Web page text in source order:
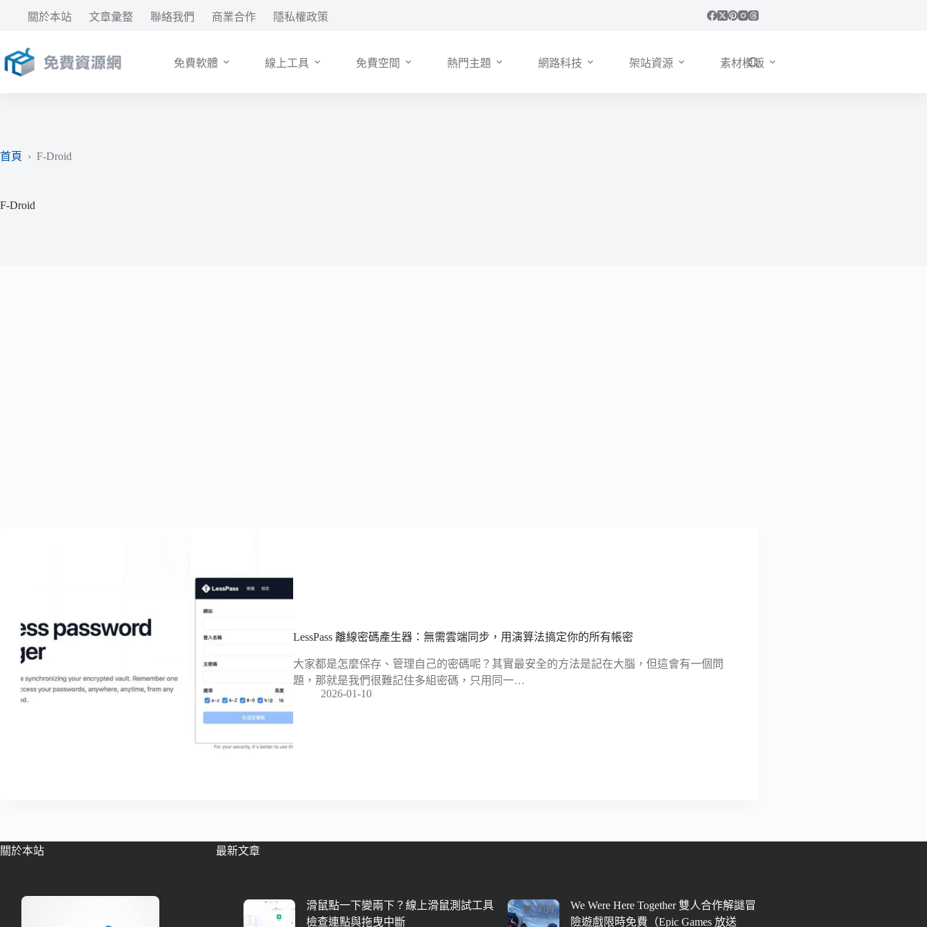
要
內
關於本站 文章彙整 聯絡我們 商業合作 隱私權政策
免費軟體 線上工具 免費空間 熱門主題 網路科技 架站資源 素材模版
首頁 › F-Droid
F-Droid
LessPass 離線密碼產生器：無需雲端同步，用演算法搞定你的所有帳密
大家都是怎麼保存、管理自己的密碼呢？其實最安全的方法是記在大腦，但這會有一個問
題，那就是我們很難記住多組密碼，只用同一…
2026-01-10
關於本站 最新文章
滑鼠點一下變兩下？線上滑鼠測試工具
檢查連點與拖曳中斷
We Were Here Together 雙人合作解謎冒
險遊戲限時免費（Epic Games 放送